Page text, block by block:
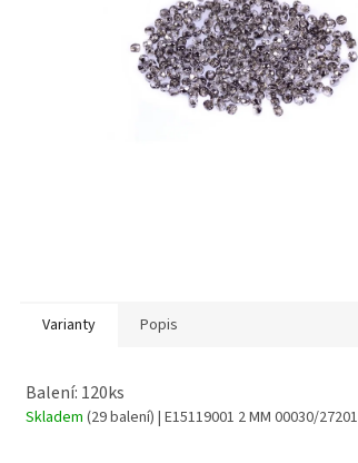
Varianty Popis
Balení: 120ks
Skladem (29 balení) | E15119001 2 MM 00030/27201